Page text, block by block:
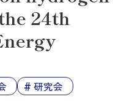
24th
研究会